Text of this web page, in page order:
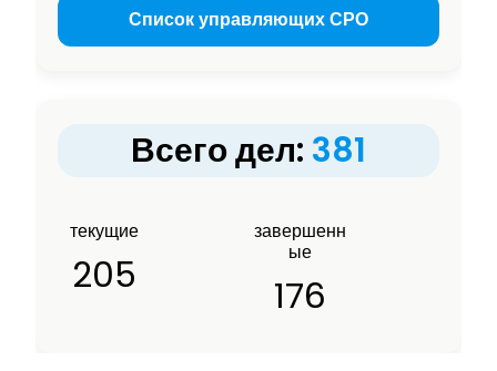
Список управляющих СРО
Всего дел: 381
текущие
205
завершенн
ые
176